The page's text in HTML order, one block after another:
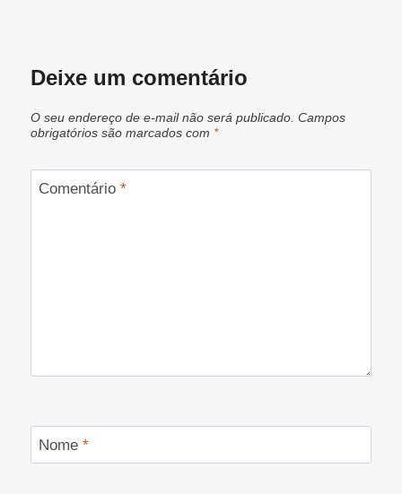
Deixe um comentário
O seu endereço de e-mail não será publicado. Campos
obrigatórios são marcados com *
Comentário *
Nome *